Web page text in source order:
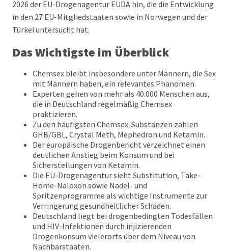
2026 der EU-Drogenagentur EUDA hin, die die Entwicklung
in den 27 EU-Mitgliedstaaten sowie in Norwegen und der
Türkei untersucht hat.
Das Wichtigste im Überblick
Chemsex bleibt insbesondere unter Männern, die Sex
mit Männern haben, ein relevantes Phänomen.
Experten gehen von mehr als 40.000 Menschen aus,
die in Deutschland regelmäßig Chemsex
praktizieren.
Zu den häufigsten Chemsex-Substanzen zählen
GHB/GBL, Crystal Meth, Mephedron und Ketamin.
Der europäische Drogenbericht verzeichnet einen
deutlichen Anstieg beim Konsum und bei
Sicherstellungen von Ketamin.
Die EU-Drogenagentur sieht Substitution, Take-
Home-Naloxon sowie Nadel- und
Spritzenprogramme als wichtige Instrumente zur
Verringerung gesundheitlicher Schäden.
Deutschland liegt bei drogenbedingten Todesfällen
und HIV-Infektionen durch injizierenden
Drogenkonsum vielerorts über dem Niveau von
Nachbarstaaten.